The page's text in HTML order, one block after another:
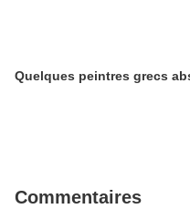
Quelques peintres grecs
Commentaires